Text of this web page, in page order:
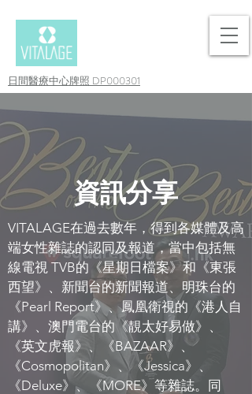
日間醫療中心牌照 DP000301
資訊分享
VITALAGE在過去數年，得到各媒體及高
端女性雜誌的認同及報道，當中包括無
線電視 TVB的《星期日檔案》和《東張
西望》、新聞台的新聞報道、明珠台的
《Pearl Report》、鳳凰衛視的《港人自
講》、澳門電台的《靚太好易做》、
《英文虎報》、《BAZAAR》、
《Cosmopolitan》、《Jessica》、
《Deluxe》、《MORE》等雜誌。同